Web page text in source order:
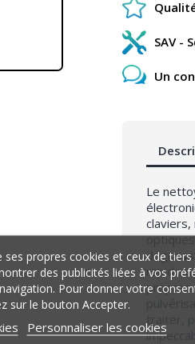
SAV -
Un
Le
propres
traiter,
ses propres cookies et ceux de
des publicités liées à vos
Pour donner votre
sur le bouton Accepter.
Personnaliser les cookies